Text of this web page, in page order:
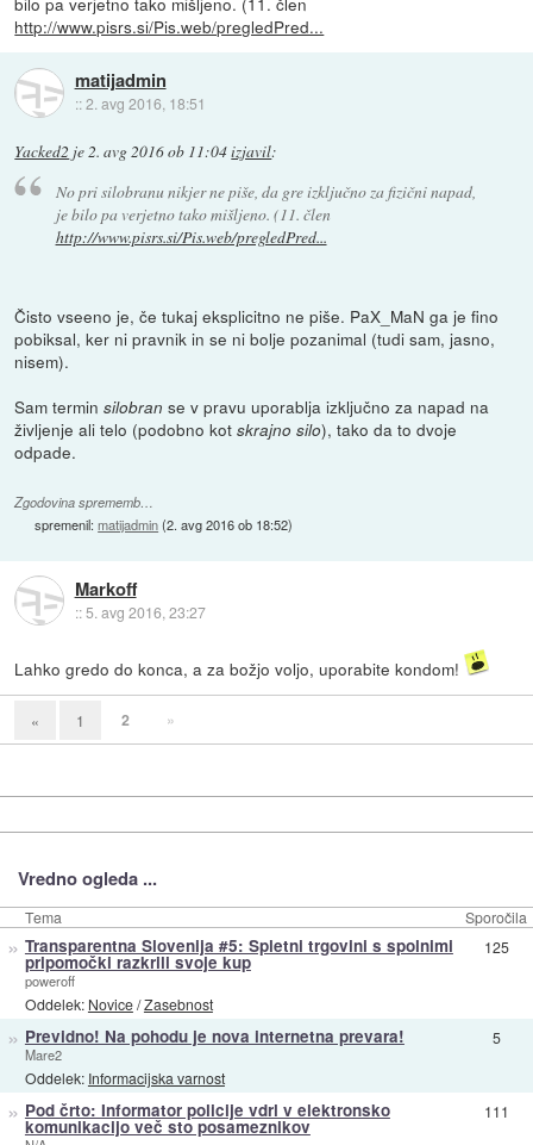
http://www.pisrs.si/Pis.web/pregledPred...
matijadmin
::2. avg 2016, 18:51
Yacked2 je2. avg 2016 ob 11:04izjavil:
No pri silobranu nikjer ne piše, da gre izključno za fizični napad,
je bilo pa verjetno tako mišljeno. (11. člen
http://www.pisrs.si/Pis.web/pregledPred...
Čisto vseeno je, če tukaj eksplicitno ne piše. PaX_MaN ga je fino
pobiksal, ker ni pravnik in se ni bolje pozanimal (tudi sam, jasno,
nisem).
Sam terminsilobran se v pravu uporablja izključno za napad na
življenje ali telo (podobno kotskrajno silo), tako da to dvoje
odpade.
Zgodovina sprememb…
spremenil:matijadmin(2. avg 2016 ob 18:52)
Markoff
::5. avg 2016, 23:27
Lahko gredo do konca, a za božjo voljo, uporabite kondom!
« 1 2 »
Vredno ogleda ...
Tema Sporočila
» Transparentna Slovenija #5: Spletni trgovini s spolnimi
pripomočki razkrili svoje kup
poweroff
Oddelek: Novice/Zasebnost
125
» Previdno! Na pohodu je nova internetna prevara!
Mare2
Oddelek: Informacijska varnost
5
» Pod črto: Informator policije vdrl v elektronsko
komunikacijo več sto posameznikov
111